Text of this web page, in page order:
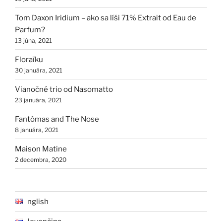
Tom Daxon Iridium – ako sa líši 71% Extrait od Eau de
Parfum?
13 júna, 2021
Floraïku
30 januára, 2021
Vianočné trio od Nasomatto
23 januára, 2021
Fantômas and The Nose
8 januára, 2021
Maison Matine
2 decembra, 2020
English